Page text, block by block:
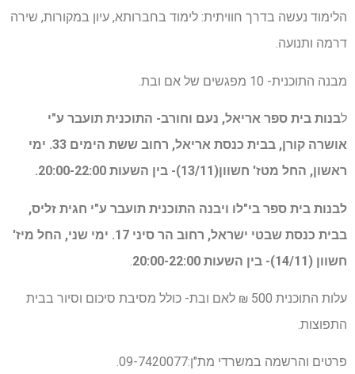
הלימוד נעשה בדרך חוויתית: לימוד בחברותא, עיון במקורות, שירה
דרמה ותנועה.
מבנה התוכנית- 10 מפגשים של אם ובת.
לבנות בית ספר אריאל, נעם וחורב- התוכנית תועבר ע"י
אושרה קורן, בבית כנסת אריאל, רחוב ששת הימים 33. ימי
ראשון, החל מטז' חשוון(13/11)- בין השעות 20:00-22:00.
לבנות בית ספר בי"לו ויבנה התוכנית תועבר ע"י חגית זליס,
בבית כנסת שבטי ישראל, רחוב הר סיני 17. ימי שני, החל מיז'
חשוון (14/11)- בין השעות 20:00-22:00
עלות התוכנית 500 ₪ לאם ובת- כולל מסיבת סיכום וסיור בבית
התפוצות.
פרטים והרשמה במשרדי מת"ן:09-7420077.